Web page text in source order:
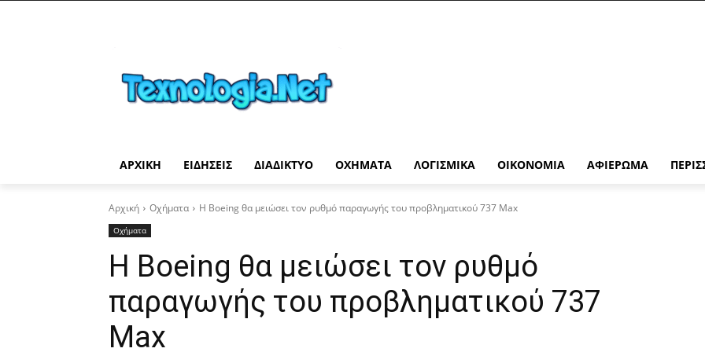
ΑΡΧΙΚΉ ΕΙΔΉΣΕΙΣ ΔΙΑΔΊΚΤΥΟ ΟΧΉΜΑΤΑ ΛΟΓΙΣΜΙΚΆ ΟΙΚΟΝΟΜΊΑ ΑΦΙΈΡΩΜΑ
Αρχική Οχήματα Η Boeing θα μειώσει τον ρυθμό παραγωγής του προβληματικού 737 Max
Οχήματα
Η Boeing θα μειώσει τον ρυθμό
παραγωγής του προβληματικού 737
Max